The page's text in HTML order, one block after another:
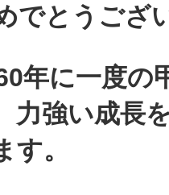
でとうござ
年に一度の
力強い成長
。